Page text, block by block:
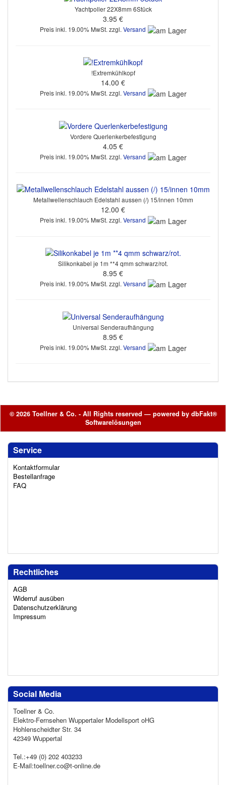
Yachtpoller 22X8mm 6Stück
3.95 €
Preis inkl. 19.00% MwSt. zzgl.Versand
!Extremkühlkopf
14.00 €
Preis inkl. 19.00% MwSt. zzgl. Versand
Vordere Querlenkerbefestigung
4.05 €
Preis inkl. 19.00% MwSt. zzgl. Versand
Metallwellenschlauch Edelstahl aussen (/) 15/innen 10mm
12.00 €
Preis inkl. 19.00% MwSt. zzgl.Versand
Silikonkabel je 1m **4 qmm schwarz/rot.
8.95 €
Preis inkl. 19.00% MwSt. zzgl. Versand
Universal Senderaufhängung
8.95 €
Preis inkl. 19.00% MwSt. zzgl. Versand
© 2026 Toellner & Co. - All Rights reserved — powered by dbFakt®
Softwarelösungen
Service
Kontaktformular
Bestellanfrage
FAQ
Rechtliches
AGB
Widerruf ausüben
Datenschutzerklärung
Impressum
Social Media
Toellner & Co.
Elektro-Fernsehen Wuppertaler Modellsport oHG
Hohlenscheidter Str. 34
42349 Wuppertal
Tel.:+49 (0) 202 403233
E-Mail:toellner.co@t-online.de